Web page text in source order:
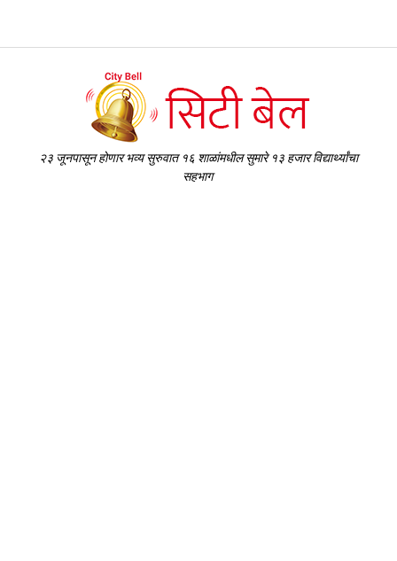
२३ जूनपासून होणार भव्य सुरुवात १६ शाळांमधील सुमारे १३ हजार विद्यार्थ्यांचा
सहभाग